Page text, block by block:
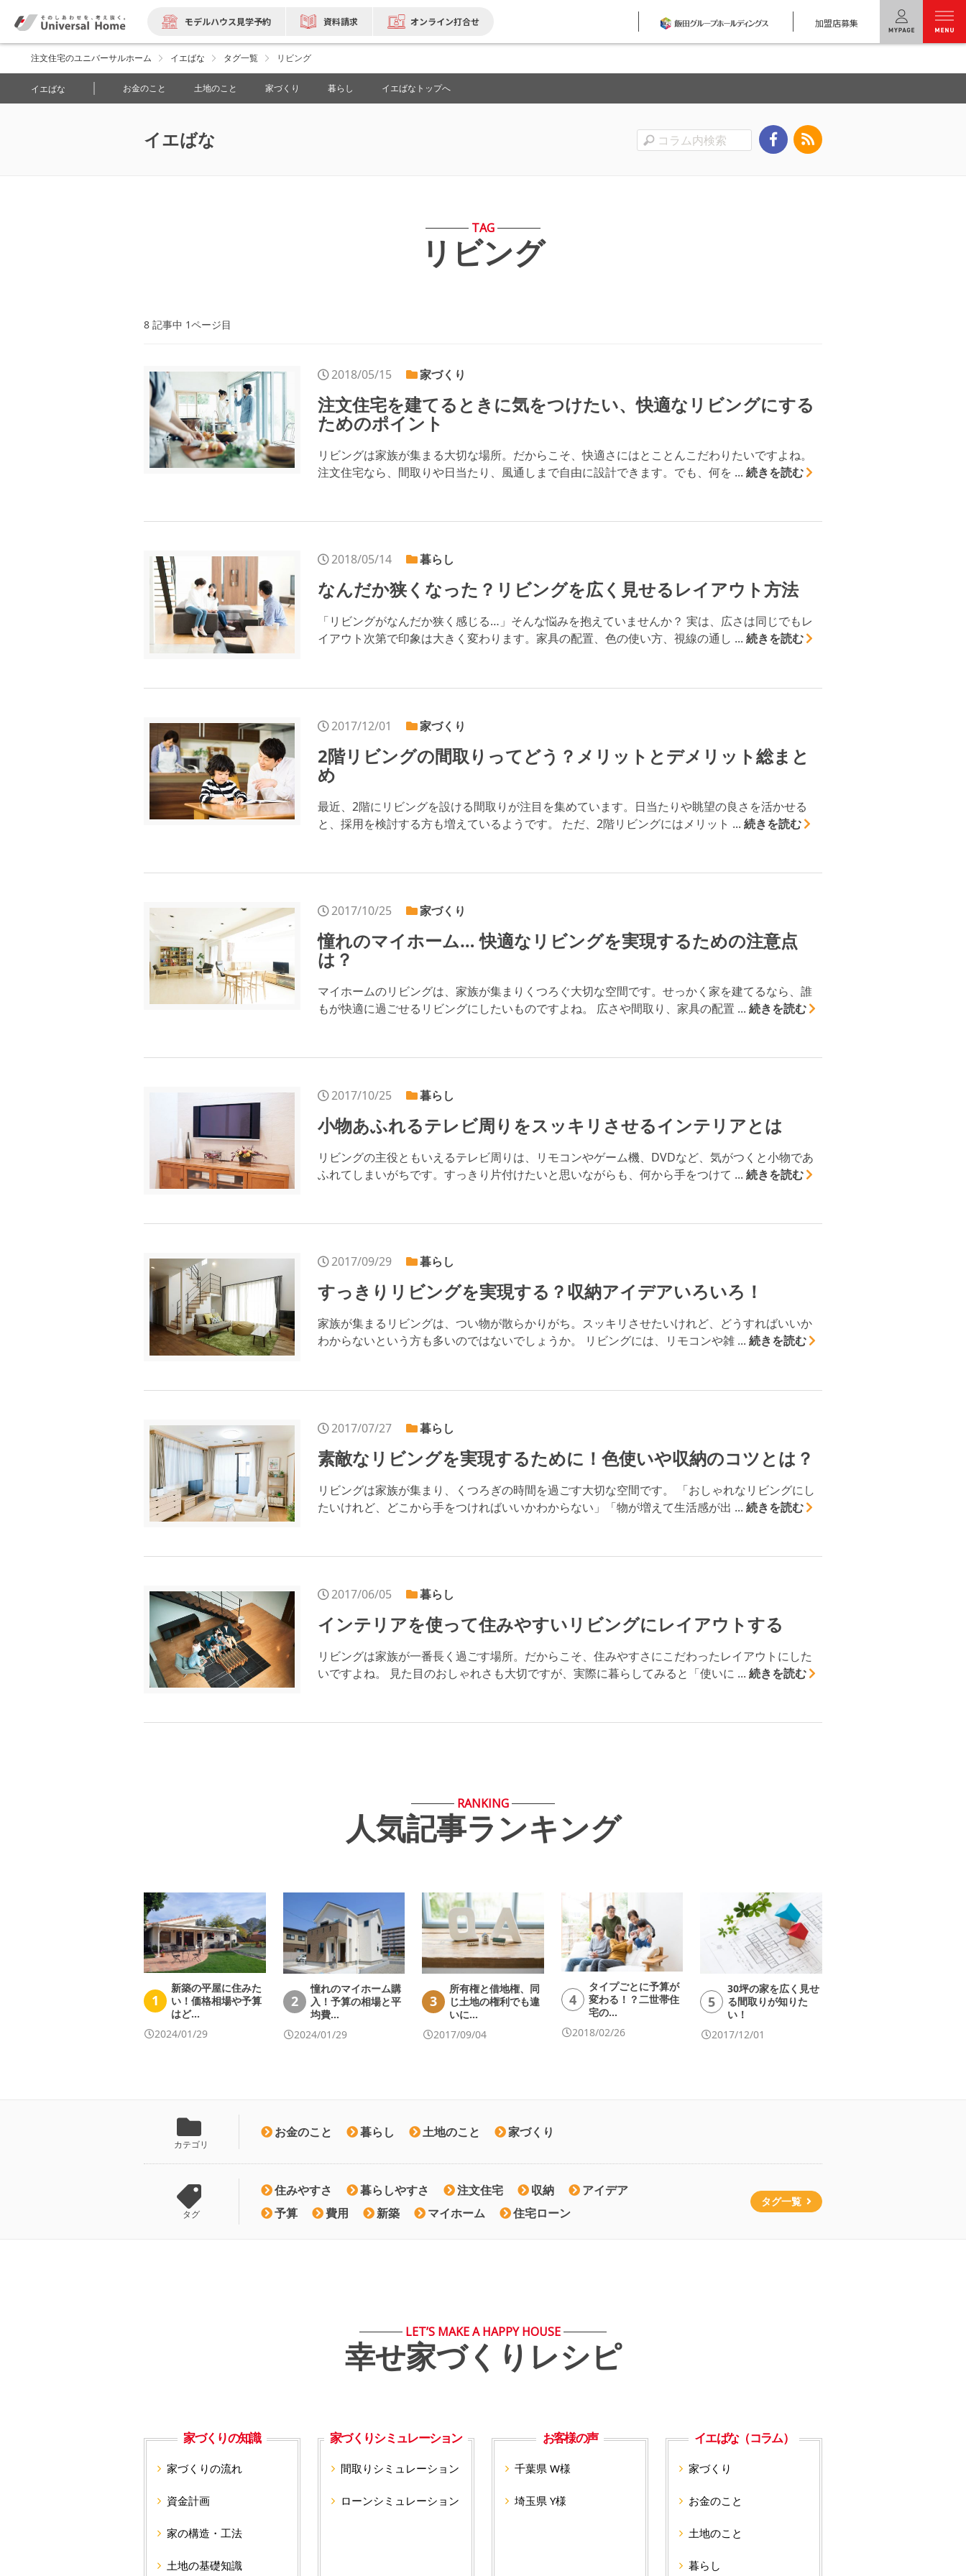
モデルハウス見学予約 資料請求 オンライン打合せ 加盟店募集
ユニバーサルホームの特長
コンセプトプラン
お問い合わせ
注文住宅のユニバーサルホーム イエばな タグ一覧 リビング
イエばな お金のこと 土地のこと 家づくり 暮らし イエばなトップへ
イエばな
TAG
リビング
8 記事中 1ページ目
2018/05/15 家づくり
注文住宅を建てるときに気をつけたい、快適なリビングにする
ためのポイント
リビングは家族が集まる大切な場所。だからこそ、快適さにはとことんこだわりたいですよね。
注文住宅なら、間取りや日当たり、風通しまで自由に設計できます。でも、何を ... 続きを読む
2018/05/14 暮らし
なんだか狭くなった？リビングを広く見せるレイアウト方法
「リビングがなんだか狭く感じる…」そんな悩みを抱えていませんか？ 実は、広さは同じでもレ
イアウト次第で印象は大きく変わります。家具の配置、色の使い方、視線の通し ... 続きを読む
2017/12/01 家づくり
2階リビングの間取りってどう？メリットとデメリット総まと
め
最近、2階にリビングを設ける間取りが注目を集めています。日当たりや眺望の良さを活かせる
と、採用を検討する方も増えているようです。 ただ、2階リビングにはメリット ... 続きを読む
2017/10/25 家づくり
憧れのマイホーム… 快適なリビングを実現するための注意点
は？
マイホームのリビングは、家族が集まりくつろぐ大切な空間です。せっかく家を建てるなら、誰
もが快適に過ごせるリビングにしたいものですよね。 広さや間取り、家具の配置 ... 続きを読む
2017/10/25 暮らし
小物あふれるテレビ周りをスッキリさせるインテリアとは
リビングの主役ともいえるテレビ周りは、リモコンやゲーム機、DVDなど、気がつくと小物であ
ふれてしまいがちです。すっきり片付けたいと思いながらも、何から手をつけて ... 続きを読む
2017/09/29 暮らし
すっきりリビングを実現する？収納アイデアいろいろ！
家族が集まるリビングは、つい物が散らかりがち。スッキリさせたいけれど、どうすればいいか
わからないという方も多いのではないでしょうか。 リビングには、リモコンや雑 ... 続きを読む
2017/07/27 暮らし
素敵なリビングを実現するために！色使いや収納のコツとは？
リビングは家族が集まり、くつろぎの時間を過ごす大切な空間です。 「おしゃれなリビングにし
たいけれど、どこから手をつければいいかわからない」「物が増えて生活感が出 ... 続きを読む
2017/06/05 暮らし
インテリアを使って住みやすいリビングにレイアウトする
リビングは家族が一番長く過ごす場所。だからこそ、住みやすさにこだわったレイアウトにした
いですよね。 見た目のおしゃれさも大切ですが、実際に暮らしてみると「使いに ... 続きを読む
RANKING
人気記事ランキング
1
新築の平屋に住みた
い！価格相場や予算
はど…
2024/01/29
2
憧れのマイホーム購
入！予算の相場と平
均費…
2024/01/29
3
所有権と借地権、同
じ土地の権利でも違
いに…
2017/09/04
4
タイプごとに予算が
変わる！？二世帯住
宅の…
2018/02/26
5
30坪の家を広く見せ
る間取りが知りた
い！
2017/12/01
カテゴリ
お金のこと 暮らし 土地のこと 家づくり
タグ
住みやすさ 暮らしやすさ 注文住宅 収納
アイデア
予算
費用 新築 マイホーム 住宅ローン
タグ一覧
LET’S MAKE A HAPPY HOUSE
幸せ家づくりレシピ
家づくりの知識
家づくりの流れ
資金計画
家の構造・工法
土地の基礎知識
家づくりシミュレーション
間取りシミュレーション
ローンシミュレーション
お客様の声
千葉県 W様
埼玉県 Y様
イエばな（コラム）
家づくり
お金のこと
土地のこと
暮らし